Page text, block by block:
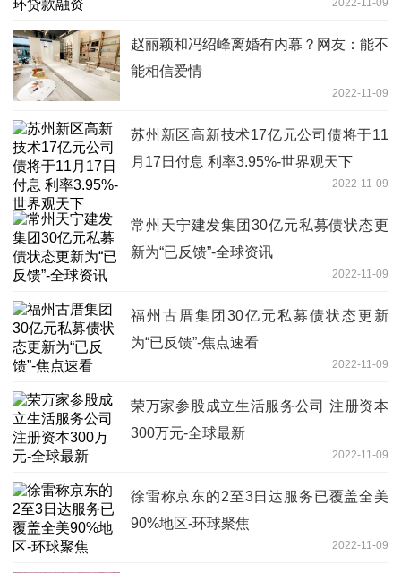
赵丽颖和冯绍峰离婚有内幕？网友：能不
能相信爱情
2022-11-09
苏州新区高新技术17亿元公司债将于11
月17日付息 利率3.95%-世界观天下
2022-11-09
常州天宁建发集团30亿元私募债状态更
新为“已反馈”-全球资讯
2022-11-09
福州古厝集团30亿元私募债状态更新
为“已反馈”-焦点速看
2022-11-09
荣万家参股成立生活服务公司 注册资本
300万元-全球最新
2022-11-09
徐雷称京东的2至3日达服务已覆盖全美
90%地区-环球聚焦
2022-11-09